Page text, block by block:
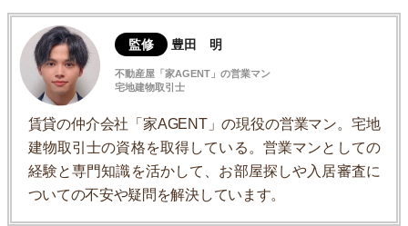
監修 豊田 明
不動産屋「家AGENT」の営業マン
宅地建物取引士
賃貸の仲介会社「家AGENT」の現役の営業マン。宅地
建物取引士の資格を取得している。営業マンとしての
経験と専門知識を活かして、お部屋探しや入居審査に
ついての不安や疑問を解決しています。